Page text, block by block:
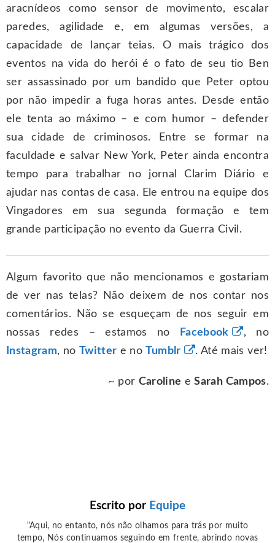
aracnídeos como sensor de movimento, escalar
paredes, agilidade e, em algumas versões, a
capacidade de lançar teias. O mais trágico dos
eventos na vida do herói é o fato de seu tio Ben
ser assassinado por um bandido que Peter optou
por não impedir a fuga horas antes. Desde então
ele tenta ao máximo – e com humor – defender
sua cidade de criminosos. Entre se formar na
faculdade e salvar New York, Peter ainda encontra
tempo para trabalhar no jornal Clarim Diário e
ajudar nas contas de casa. Ele entrou na equipe dos
Vingadores em sua segunda formação e tem
grande participação no evento da Guerra Civil.
Algum favorito que não mencionamos e gostariam
de ver nas telas? Não deixem de nos contar nos
comentários. Não se esqueçam de nos seguir em
nossas redes – estamos no
Facebook
, no
Instagram, no Twitter e no Tumblr . Até mais ver!
~ por Caroline eSarah Campos.
Escrito por Equipe
"Aqui, no entanto, nós não olhamos para trás por muito
tempo, Nós continuamos seguindo em frente, abrindo novas